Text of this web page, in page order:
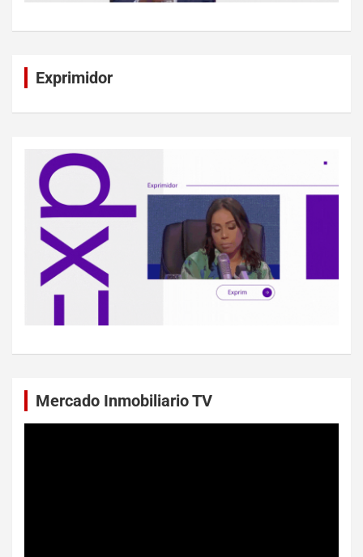
Exprimidor
Mercado Inmobiliario TV